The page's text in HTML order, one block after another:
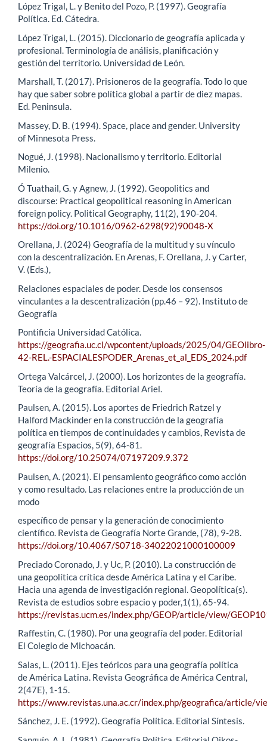
López Trigal, L. y Benito del Pozo, P. (1997). Geografía
Política. Ed. Cátedra.
López Trigal, L. (2015). Diccionario de geografía aplicada y
profesional. Terminología de análisis, planificación y
gestión del territorio. Universidad de León.
Marshall, T. (2017). Prisioneros de la geografía. Todo lo que
hay que saber sobre política global a partir de diez mapas.
Ed. Peninsula.
Massey, D. B. (1994). Space, place and gender. University
of Minnesota Press.
Nogué, J. (1998). Nacionalismo y territorio. Editorial
Milenio.
Ó Tuathail, G. y Agnew, J. (1992). Geopolitics and
discourse: Practical geopolitical reasoning in American
foreign policy. Political Geography, 11(2), 190-204.
https://doi.org/10.1016/0962-6298(92)90048-X
Orellana, J. (2024) Geografía de la multitud y su vínculo
con la descentralización. En Arenas, F. Orellana, J. y Carter,
V. (Eds.),
Relaciones espaciales de poder. Desde los consensos
vinculantes a la descentralización (pp.46 – 92). Instituto de
Geografía
Pontificia Universidad Católica.
https://geografia.uc.cl/wpcontent/uploads/2025/04/GEOlibro-
42-REL.-ESPACIALESPODER_Arenas_et_al_EDS_2024.pdf
Ortega Valcárcel, J. (2000). Los horizontes de la geografía.
Teoría de la geografía. Editorial Ariel.
Paulsen, A. (2015). Los aportes de Friedrich Ratzel y
Halford Mackinder en la construcción de la geografía
política en tiempos de continuidades y cambios, Revista de
geografía Espacios, 5(9), 64-81.
https://doi.org/10.25074/07197209.9.372
Paulsen, A. (2021). El pensamiento geográfico como acción
y como resultado. Las relaciones entre la producción de un
modo
específico de pensar y la generación de conocimiento
científico. Revista de Geografía Norte Grande, (78), 9-28.
https://doi.org/10.4067/S0718-34022021000100009
Preciado Coronado, J. y Uc, P. (2010). La construcción de
una geopolítica crítica desde América Latina y el Caribe.
Hacia una agenda de investigación regional. Geopolítica(s).
Revista de estudios sobre espacio y poder,1(1), 65-94.
https://revistas.ucm.es/index.php/GEOP/article/view/
Raffestin, C. (1980). Por una geografía del poder. Editorial
El Colegio de Michoacán.
Salas, L. (2011). Ejes teóricos para una geografía política
de América Latina. Revista Geográfica de América Central,
2(47E), 1-15.
https://www.revistas.una.ac.cr/index.php/geografica/article/
Sánchez, J. E. (1992). Geografía Política. Editorial Síntesis.